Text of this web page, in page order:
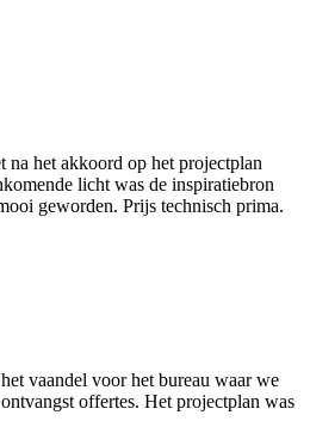
na het akkoord op het projectplan
licht was de inspiratiebron
geworden. Prijs technisch prima.
vaandel voor het bureau waar we
offertes. Het projectplan was